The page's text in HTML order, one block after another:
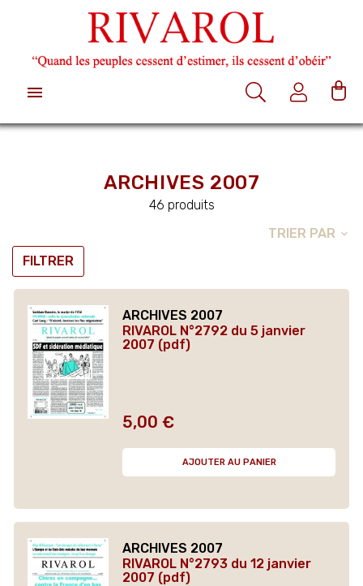

ARCHIVES 2007
46 produits
FILTRER
TRIER PAR expand_more
ARCHIVES 2007
RIVAROL N°2792 du 5 janvier
2007 (pdf)
Prix
5,00 €
AJOUTER AU PANIER
ARCHIVES 2007
RIVAROL N°2793 du 12 janvier
2007 (pdf)